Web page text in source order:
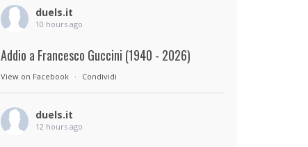
duels.it
10 hours ago
Addio a Francesco Guccini (1940 - 2026)
View on Facebook · Condividi
duels.it
12 hours ago